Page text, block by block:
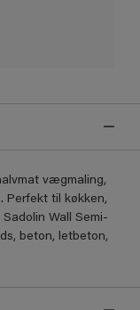
vægmaling,
Perfekt til køkken,
Wall Semi-
beton, letbeton,